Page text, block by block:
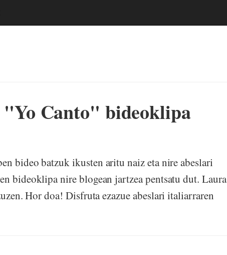
Canto" bideoklipa
bideo batzuk ikusten aritu naiz eta nire abeslari
bideoklipa nire blogean jartzea pentsatu dut. Laura
Hor doa! Disfruta ezazue abeslari italiarraren